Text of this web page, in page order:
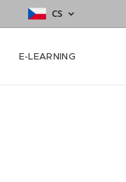
CS
E-LEARNING